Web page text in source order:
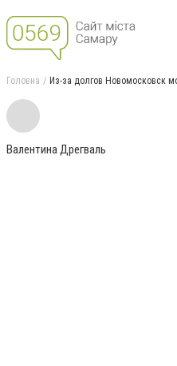
Головна Из-за долгов Новомосковск
Валентина Дрегваль